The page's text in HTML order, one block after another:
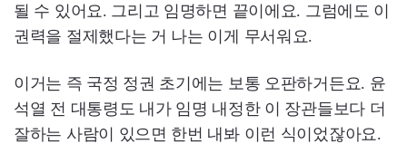
될 수 있어요. 그리고 임명하면 끝이에요. 그럼에도 이
권력을 절제했다는 거 나는 이게 무서워요.
이거는 즉 국정 정권 초기에는 보통 오판하거든요. 윤
석열 전 대통령도 내가 임명 내정한 이 장관들보다 더
잘하는 사람이 있으면 한번 내봐 이런 식이었잖아요.